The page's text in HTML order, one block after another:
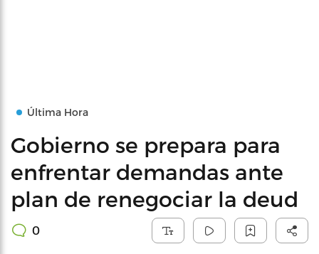
Última Hora
Gobierno se prepara para
enfrentar demandas ante
plan de renegociar la deud
0